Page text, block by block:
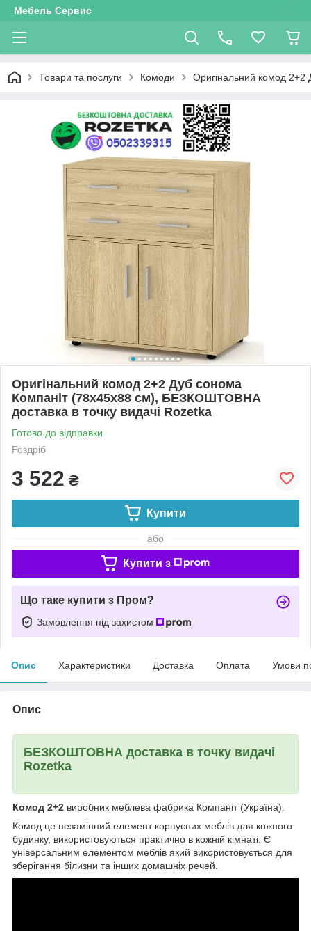
Мебель Сервис
Товари та послуги Комоди Оригінальний комод
Оригінальний комод 2+2 Дуб сонома
Компаніт (78х45х88 см), БЕЗКОШТОВНА
доставка в точку видачі Rozetka
Готово до відправки
Роздріб
3 522 ₴
Купити
або
Купити з
Що таке купити з Пром?
Замовлення під захистом
Опис Характеристики Доставка Оплата Умови
Опис
БЕЗКОШТОВНА доставка в точку видачі
Rozetka
Комод 2+2 виробник меблева фабрика Компаніт (Україна).
Комод це незамінний елемент корпусних меблів для кожного
будинку, використовуються практично в кожній кімнаті. Є
універсальним елементом меблів який використовується для
зберігання білизни та інших домашніх речей.